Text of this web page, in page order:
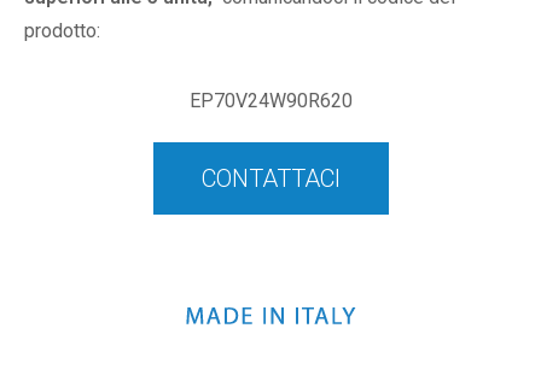
prodotto:
EP70V24W90R620
CONTATTACI